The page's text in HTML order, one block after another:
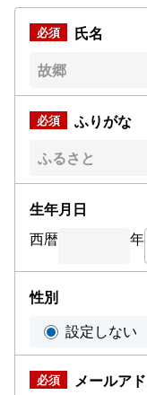
氏名
ふりがな
生年月日
西暦
年
性別
設定しない
メールア